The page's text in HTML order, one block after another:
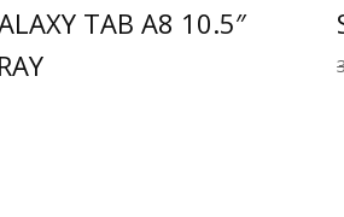
TAB A8 10.5″